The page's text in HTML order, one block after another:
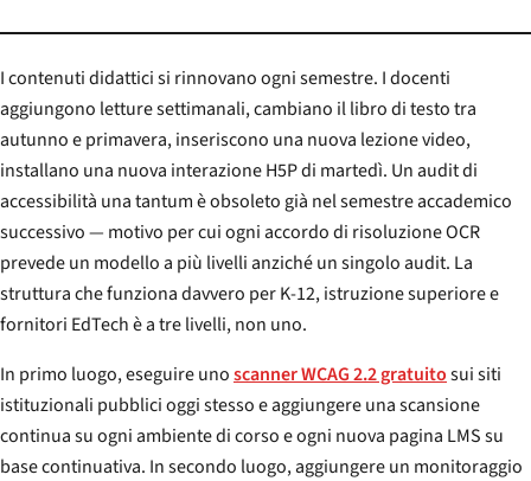
I contenuti didattici si rinnovano ogni semestre. I docenti
aggiungono letture settimanali, cambiano il libro di testo tra
autunno e primavera, inseriscono una nuova lezione video,
installano una nuova interazione H5P di martedì. Un audit di
accessibilità una tantum è obsoleto già nel semestre accademico
successivo — motivo per cui ogni accordo di risoluzione OCR
prevede un modello a più livelli anziché un singolo audit. La
struttura che funziona davvero per K-12, istruzione superiore e
fornitori EdTech è a tre livelli, non uno.
In primo luogo, eseguire unoscanner WCAG 2.2 gratuitosui siti
istituzionali pubblici oggi stesso e aggiungere una scansione
continua su ogni ambiente di corso e ogni nuova pagina LMS su
base continuativa. In secondo luogo, aggiungere un monitoraggio